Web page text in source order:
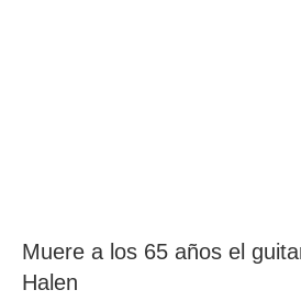
Muere a los 65 años el
Halen